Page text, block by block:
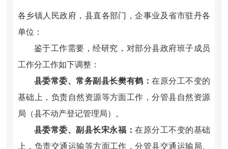
各乡镇人民政府，县直各部门，企事业及省市驻丹各
单位：
鉴于工作需要，经研究，对部分县政府班子成员
工作分工作如下调整：
县委常委、常务副县长樊有鹤：在原分工不变的
基础上，负责自然资源等方面工作，分管县自然资源
局（县不动产登记管理局）
。
县委常委、副县长宋永福：在原分工不变的基础
上，负责交通运输等方面工作，分管县交通运输局